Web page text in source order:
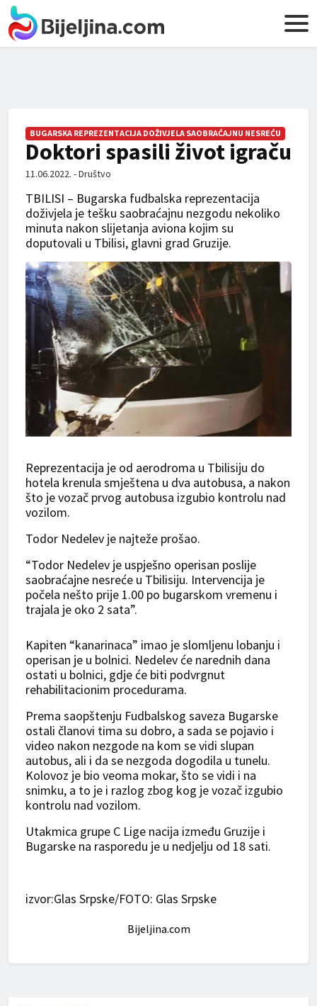
BUGARSKA REPREZENTACIJA DOŽIVJELA SAOBRAĆAJNU NESREĆU
Doktori spasili život igraču
11.06.2022. - Društvo
TBILISI – Bugarska fudbalska reprezentacija
doživjela je tešku saobraćajnu nezgodu nekoliko
minuta nakon slijetanja aviona kojim su
doputovali u Tbilisi, glavni grad Gruzije.
Reprezentacija je od aerodroma u Tbilisiju do
hotela krenula smještena u dva autobusa, a nakon
što je vozač prvog autobusa izgubio kontrolu nad
vozilom.
Todor Nedelev je najteže prošao.
“Todor Nedelev je uspješno operisan poslije
saobraćajne nesreće u Tbilisiju. Intervencija je
počela nešto prije 1.00 po bugarskom vremenu i
trajala je oko 2 sata”.
Kapiten “kanarinaca” imao je slomljenu lobanju i
operisan je u bolnici. Nedelev će narednih dana
ostati u bolnici, gdje će biti podvrgnut
rehabilitacionim procedurama.
Prema saopštenju Fudbalskog saveza Bugarske
ostali članovi tima su dobro, a sada se pojavio i
video nakon nezgode na kom se vidi slupan
autobus, ali i da se nezgoda dogodila u tunelu.
Kolovoz je bio veoma mokar, što se vidi i na
snimku, a to je i razlog zbog kog je vozač izgubio
kontrolu nad vozilom.
Utakmica grupe C Lige nacija između Gruzije i
Bugarske na rasporedu je u nedjelju od 18 sati.
izvor:Glas Srpske/FOTO: Glas Srpske
Bijeljina.com